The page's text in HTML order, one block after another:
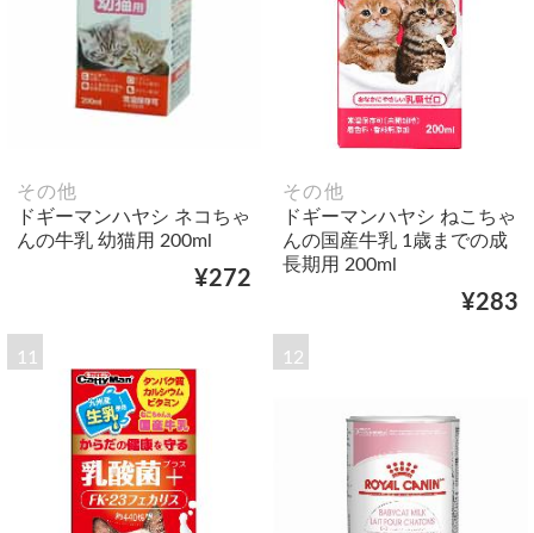
その他
ドギーマンハヤシ ネコちゃ
んの牛乳 幼猫用 200ml
¥272
その他
ドギーマンハヤシ ねこちゃ
んの国産牛乳 1歳までの成
長期用 200ml
¥283
11 12